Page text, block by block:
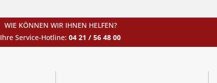
WIE KÖNNEN WIR IHNEN HELFEN?
Ihre Service-Hotline: 04 21 / 56 48 00